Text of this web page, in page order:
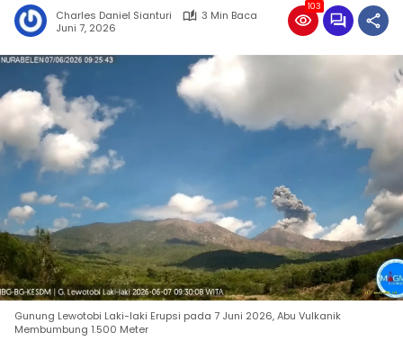
Charles Daniel Sianturi
3 Min Baca
Juni 7, 2026
103
Gunung Lewotobi Laki-laki Erupsi pada 7 Juni 2026, Abu Vulkanik
Membumbung 1.500 Meter